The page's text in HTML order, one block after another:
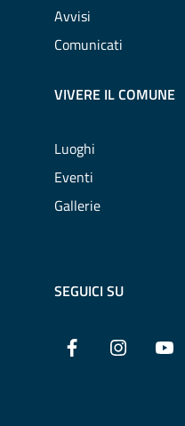
Avvisi
Comunicati
VIVERE IL COMUNE
Luoghi
Eventi
Gallerie
SEGUICI SU
Facebook Instagram